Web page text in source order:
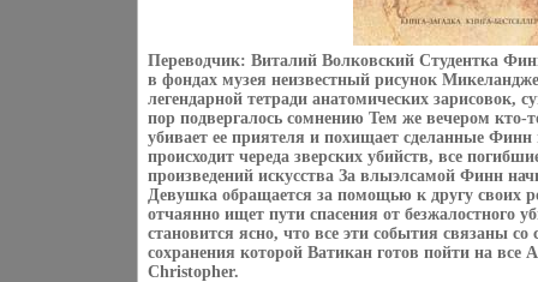
Переводчик: Виталий Волковский Студентка
в фондах музея неизвестный рисунок
легендарной тетради анатомических зарисовок,
пор подвергалось сомнению Тем же вечером
убивает ее приятеля и похищает сделанные Финн
происходит череда зверских убийств, все
произведений искусства За влыэлсамой Финн
Девушка обращается за помощью к другу своих
отчаянно ищет пути спасения от безжалостного
становится ясно, что все эти события связаны
сохранения которой Ватикан готов пойти на
Christopher.